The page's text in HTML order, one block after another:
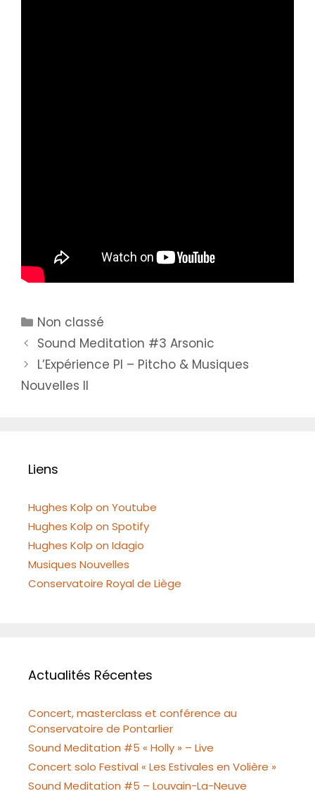
Catégories
Non classé
Sound Meditation #3 Arsonic
L’Expérience PI – Pitcho & Musiques
Nouvelles II
Liens
Hughes Kolp on Youtube
Hughes Kolp on Spotify
Hughes Kolp on Idagio
Musiques Nouvelles
Conservatoire Royal de Liège
Actualités Récentes
Concert, masterclass et conférence au
Conservatoire de Pontarlier
Sound Meditation #5 « Holly » – Live
Concert solo Festival « Les Estivales en Volière »
Sound Meditation #5 – Louvain-La-Neuve